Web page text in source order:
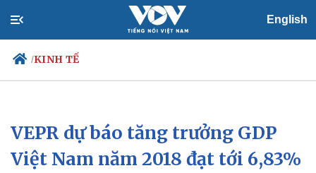
English
/KINH TẾ
Chính trị
Đảng
Tổ chức nhân sự
Xã hội
Tin 24h
Dự báo thời tiết
VEPR dự báo tăng trưởng GDP
Việt Nam năm 2018 đạt tới 6,83%